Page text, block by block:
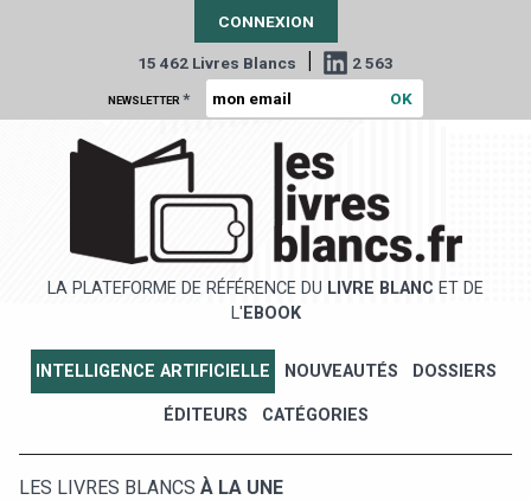
CONNEXION
15 462 Livres Blancs | 2 563
NEWSLETTER *
LA PLATEFORME DE RÉFÉRENCE DU LIVRE BLANC ET DE
L' EBOOK
INTELLIGENCE ARTIFICIELLE NOUVEAUTÉS DOSSIERS
ÉDITEURS CATÉGORIES
LES LIVRES BLANCS À LA UNE